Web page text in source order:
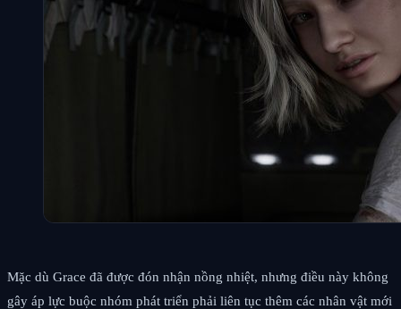
Mặc dù Grace đã được đón nhận nồng nhiệt, nhưng điều này không
gây áp lực buộc nhóm phát triển phải liên tục thêm các nhân vật mới